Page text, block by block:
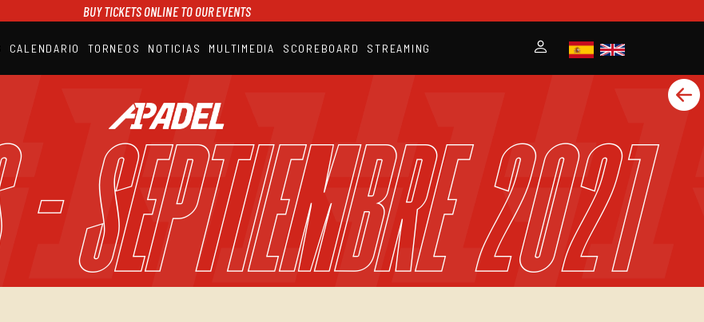
BUY TICKETS ONLINE TO OUR EVENTS
CALENDARIO TORNEOS NOTICIAS MULTIMEDIA SCOREBOARD STREAMING
CALENDARIO
TORNEOS
MULTIMEDIA
SCOREBOARD
STREAMING
- Septiembre 2021